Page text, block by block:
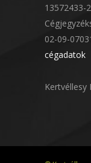
13572433-
02-09-
cégadatok
Kertvéllesy